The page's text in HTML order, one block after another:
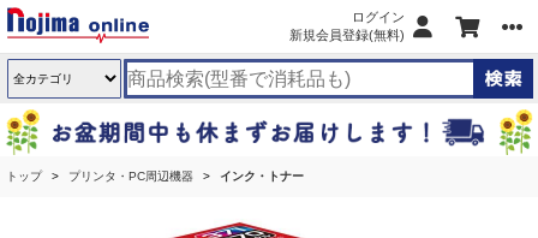
ログイン
新規会員登録(無料)
トップ プリンタ・PC周辺機器 インク・トナー